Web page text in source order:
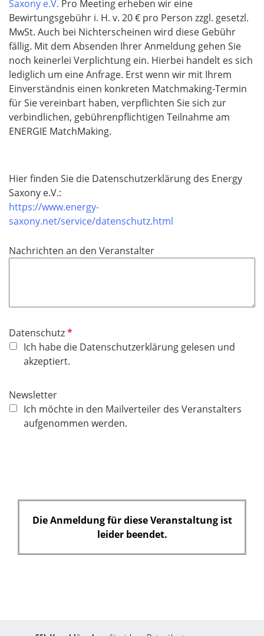
Saxony e.V. Pro Meeting erheben wir eine
Bewirtungsgebühr i. H. v. 20 € pro Person zzgl. gesetzl.
MwSt. Auch bei Nichterscheinen wird diese Gebühr
fällig. Mit dem Absenden Ihrer Anmeldung gehen Sie
noch keinerlei Verplichtung ein. Hierbei handelt es sich
lediglich um eine Anfrage. Erst wenn wir mit Ihrem
Einverständnis einen konkreten Matchmaking-Termin
für Sie vereinbart haben, verpflichten Sie sich zur
verbindlichen, gebührenpflichtigen Teilnahme am
ENERGIE MatchMaking.
Hier finden Sie die Datenschutzerklärung des Energy
Saxony e.V.:
https://www.energy-
saxony.net/service/datenschutz.html
Nachrichten an den Veranstalter
DatenschutzP
f
l
h
Ich habe die Datenschutzerklärung gelesen und
akzeptiert.
Newsletter
Ich möchte in den Mailverteiler des Veranstalters
aufgenommen werden.
Die Anmeldung für diese Veranstaltung ist
leider beendet.